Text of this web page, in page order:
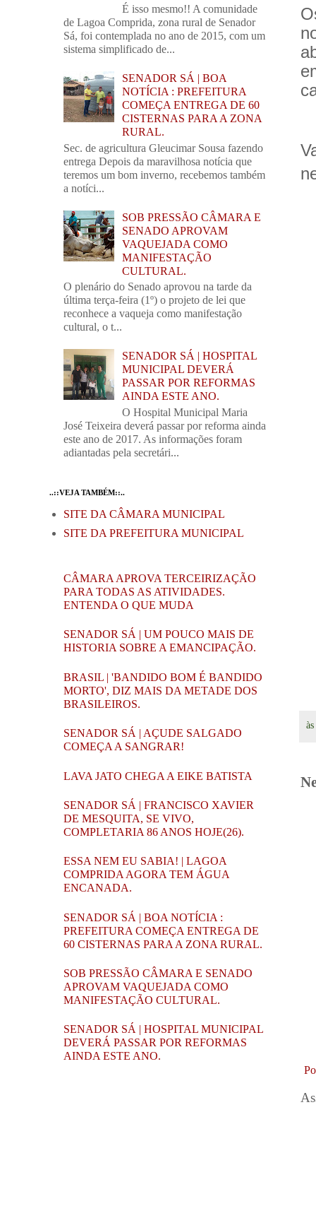
às
É isso mesmo!! A comunidade
de Lagoa Comprida, zona rural de Senador
Sá, foi contemplada no ano de 2015, com um
sistema simplificado de...
SENADOR SÁ | BOA
NOTÍCIA : PREFEITURA
COMEÇA ENTREGA DE 60
CISTERNAS PARA A ZONA
RURAL.
Sec. de agricultura Gleucimar Sousa fazendo
entrega Depois da maravilhosa notícia que
teremos um bom inverno, recebemos também
a notíci...
SOB PRESSÃO CÂMARA E
SENADO APROVAM
VAQUEJADA COMO
MANIFESTAÇÃO
CULTURAL.
O plenário do Senado aprovou na tarde da
última terça-feira (1º) o projeto de lei que
reconhece a vaqueja como manifestação
cultural, o t...
SENADOR SÁ | HOSPITAL
MUNICIPAL DEVERÁ
PASSAR POR REFORMAS
AINDA ESTE ANO.
O Hospital Municipal Maria
José Teixeira deverá passar por reforma ainda
este ano de 2017. As informações foram
adiantadas pela secretári...
..::VEJA TAMBÉM::..
SITE DA CÂMARA MUNICIPAL
SITE DA PREFEITURA MUNICIPAL
CÂMARA APROVA TERCEIRIZAÇÃO
PARA TODAS AS ATIVIDADES.
ENTENDA O QUE MUDA
SENADOR SÁ | UM POUCO MAIS DE
HISTORIA SOBRE A EMANCIPAÇÃO.
BRASIL | 'BANDIDO BOM É BANDIDO
MORTO', DIZ MAIS DA METADE DOS
BRASILEIROS.
SENADOR SÁ | AÇUDE SALGADO
COMEÇA A SANGRAR!
LAVA JATO CHEGA A EIKE BATISTA
SENADOR SÁ | FRANCISCO XAVIER
DE MESQUITA, SE VIVO,
COMPLETARIA 86 ANOS HOJE(26).
ESSA NEM EU SABIA! | LAGOA
COMPRIDA AGORA TEM ÁGUA
ENCANADA.
SENADOR SÁ | BOA NOTÍCIA :
PREFEITURA COMEÇA ENTREGA DE
60 CISTERNAS PARA A ZONA RURAL.
SOB PRESSÃO CÂMARA E SENADO
APROVAM VAQUEJADA COMO
MANIFESTAÇÃO CULTURAL.
SENADOR SÁ | HOSPITAL MUNICIPAL
DEVERÁ PASSAR POR REFORMAS
AINDA ESTE ANO.